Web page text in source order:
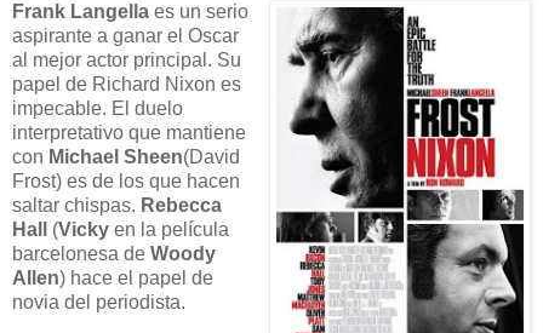
Frank Langella es un serio
aspirante a ganar el Oscar
al mejor actor principal. Su
papel de Richard Nixon es
impecable. El duelo
interpretativo que mantiene
con Michael Sheen(David
Frost) es de los que hacen
saltar chispas. Rebecca
Hall (Vicky en la película
barcelonesa de Woody
Allen) hace el papel de
novia del periodista.